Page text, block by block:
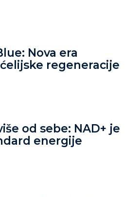
Nova era
regeneracije
od sebe: NAD+ je
energije